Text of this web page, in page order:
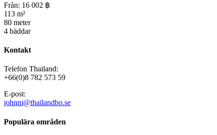
Från: 16 002 ฿
113 m²
80 meter
4 bäddar
Kontakt
Telefon Thailand:
+66(0)8 782 573 59
E-post:
johnni@thailandbo.se
Populära områden